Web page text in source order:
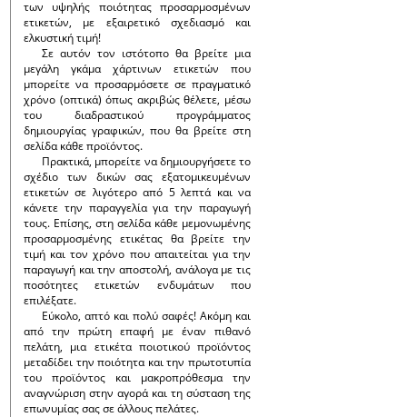
των υψηλής ποιότητας προσαρμοσμένων
ετικετών, με εξαιρετικό σχεδιασμό και
ελκυστική τιμή!
Σε αυτόν τον ιστότοπο θα βρείτε μια
μεγάλη γκάμα χάρτινων ετικετών που
μπορείτε να προσαρμόσετε σε πραγματικό
χρόνο (οπτικά) όπως ακριβώς θέλετε, μέσω
του διαδραστικού προγράμματος
δημιουργίας γραφικών, που θα βρείτε στη
σελίδα κάθε προϊόντος.
Πρακτικά, μπορείτε να δημιουργήσετε το
σχέδιο των δικών σας εξατομικευμένων
ετικετών σε λιγότερο από 5 λεπτά και να
κάνετε την παραγγελία για την παραγωγή
τους. Επίσης, στη σελίδα κάθε μεμονωμένης
προσαρμοσμένης ετικέτας θα βρείτε την
τιμή και τον χρόνο που απαιτείται για την
παραγωγή και την αποστολή, ανάλογα με τις
ποσότητες ετικετών ενδυμάτων που
επιλέξατε.
Εύκολο, απτό και πολύ σαφές! Ακόμη και
από την πρώτη επαφή με έναν πιθανό
πελάτη, μια ετικέτα ποιοτικού προϊόντος
μεταδίδει την ποιότητα και την πρωτοτυπία
του προϊόντος και μακροπρόθεσμα την
αναγνώριση στην αγορά και τη σύσταση της
επωνυμίας σας σε άλλους πελάτες.